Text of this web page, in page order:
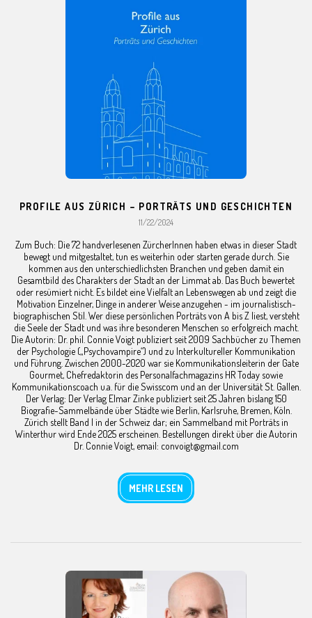
PROFILE AUS ZÜRICH – PORTRÄTS UND GESCHICHTEN
11/22/2024
Zum Buch: Die 72 handverlesenen ZürcherInnen haben etwas in dieser Stadt
bewegt und mitgestaltet, tun es weiterhin oder starten gerade durch. Sie
kommen aus den unterschiedlichsten Branchen und geben damit ein
Gesamtbild des Charakters der Stadt an der Limmat ab. Das Buch bewertet
oder resümiert nicht. Es bildet eine Vielfalt an Lebenswegen ab und zeigt die
Motivation Einzelner, Dinge in anderer Weise anzugehen - im journalistisch-
biographischen Stil. Wer diese persönlichen Porträts von A bis Z liest, versteht
die Seele der Stadt und was ihre besonderen Menschen so erfolgreich macht.
Die Autorin: Dr. phil. Connie Voigt publiziert seit 2009 Sachbücher zu Themen
der Psychologie („Psychovampire“) und zu Interkultureller Kommunikation
und Führung. Zwischen 2000-2020 war sie Kommunikationsleiterin der Gate
Gourmet, Chefredaktorin des Personalfachmagazins HR Today sowie
Kommunikationscoach u.a. für die Swisscom und an der Universität St. Gallen.
Der Verlag: Der Verlag Elmar Zinke publiziert seit 25 Jahren bislang 150
Biografie-Sammelbände über Städte wie Berlin, Karlsruhe, Bremen, Köln.
Zürich stellt Band I in der Schweiz dar; ein Sammelband mit Porträts in
Winterthur wird Ende 2025 erscheinen. Bestellungen direkt über die Autorin
Dr. Connie Voigt, email: convoigt@gmail.com
MEHR LESEN